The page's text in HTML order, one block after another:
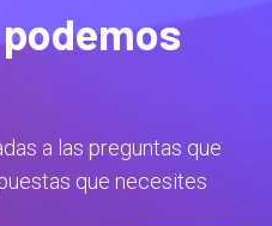
a las preguntas que
que necesites